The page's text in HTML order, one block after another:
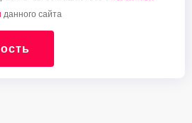
данного сайта